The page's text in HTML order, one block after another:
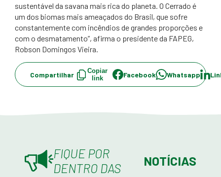
sustentável da savana mais rica do planeta. O Cerrado é
um dos biomas mais ameaçados do Brasil, que sofre
constantemente com incêndios de grandes proporções e
com o desmatamento”, afirma o presidente da FAPEG,
Robson Domingos Vieira.
Compartilhar
Copiar
link
Facebook Whatsapp
FIQUE POR
DENTRO DAS
NOTÍCIAS